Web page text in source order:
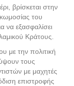
βρίσκεται στην
του
να εξασφαλίσει
Κράτους.
με την πολιτική
τους
με μαχητές
επιστροφής